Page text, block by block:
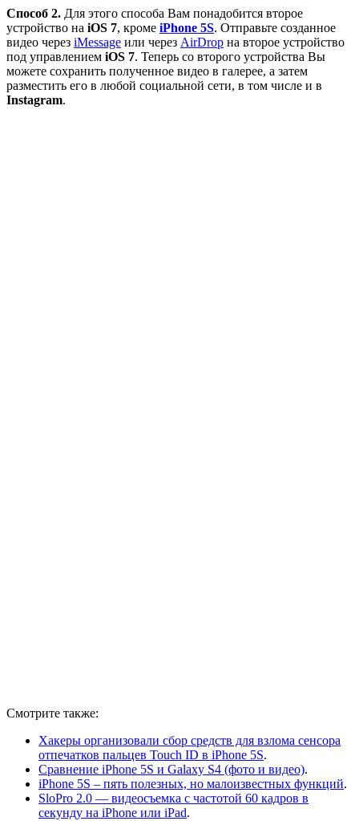
Способ 2. Для этого способа Вам понадобится второе
устройство на iOS 7, кроме iPhone 5S. Отправьте созданное
видео через iMessage или через AirDrop на второе устройство
под управлением iOS 7. Теперь со второго устройства Вы
можете сохранить полученное видео в галерее, а затем
разместить его в любой социальной сети, в том числе и в
Instagram.
Смотрите также:
Хакеры организовали сбор средств для взлома сенсора
отпечатков пальцев Touch ID в iPhone 5S.
Сравнение iPhone 5S и Galaxy S4 (фото и видео).
iPhone 5S – пять полезных, но малоизвестных функций.
SloPro 2.0 — видеосъемка с частотой 60 кадров в
секунду на iPhone или iPad.